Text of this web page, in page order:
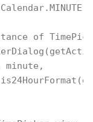
of
minute,